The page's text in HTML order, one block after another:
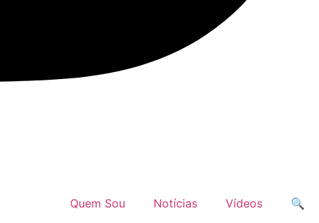
Quem Sou Notícias Vídeos 🔍